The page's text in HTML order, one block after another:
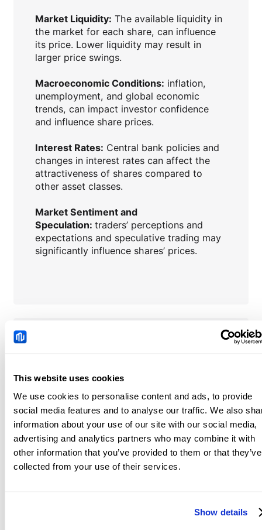
This website uses cookies
We use cookies to personalise content and ads, to provide
social media features and to analyse our traffic. We also
information about your use of our site with our social media,
advertising and analytics partners who may combine it with
other information that you’ve provided to them or that they’ve
collected from your use of their services.
Show details
Market Liquidity: The available liquidity in
the market for each share, can influence
its price. Lower liquidity may result in
larger price swings.
Macroeconomic Conditions: inflation,
unemployment, and global economic
trends, can impact investor confidence
and influence share prices.
Interest Rates: Central bank policies and
changes in interest rates can affect the
attractiveness of shares compared to
other asset classes.
Market Sentiment and
Speculation: traders’ perceptions and
expectations and speculative trading may
significantly influence shares’ prices.
UAL
China: Credit demand
DBS
2026-08-08 05:51:00 (GMT+0)
Chinese Yuan: Range
trade holds with bullish